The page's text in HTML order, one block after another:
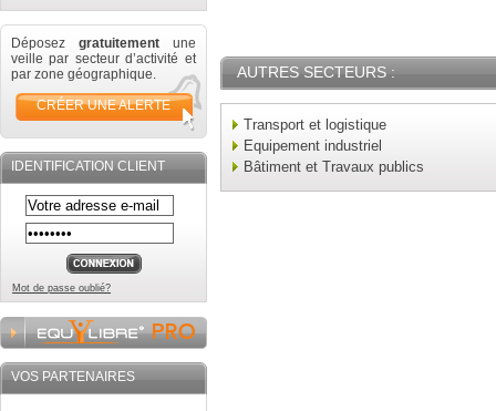
Déposez gratuitement une
veille par secteur d’activité et
par zone géographique.
CRÉER UNE ALERTE
IDENTIFICATION CLIENT
Mot de passe oublié?
VOS PARTENAIRES
AUTRES SECTEURS :
Transport et logistique
Equipement industriel
Bâtiment et Travaux publics